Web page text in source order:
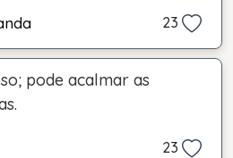
23
pode acalmar as
23